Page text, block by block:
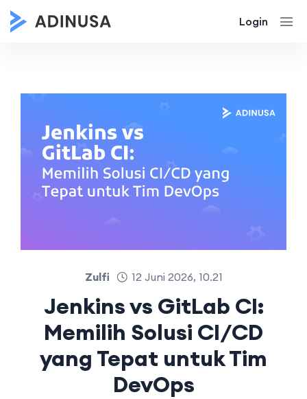
Login
Zulfi 12 Juni 2026, 10.21
Jenkins vs GitLab CI:
Memilih Solusi CI/CD
yang Tepat untuk Tim
DevOps